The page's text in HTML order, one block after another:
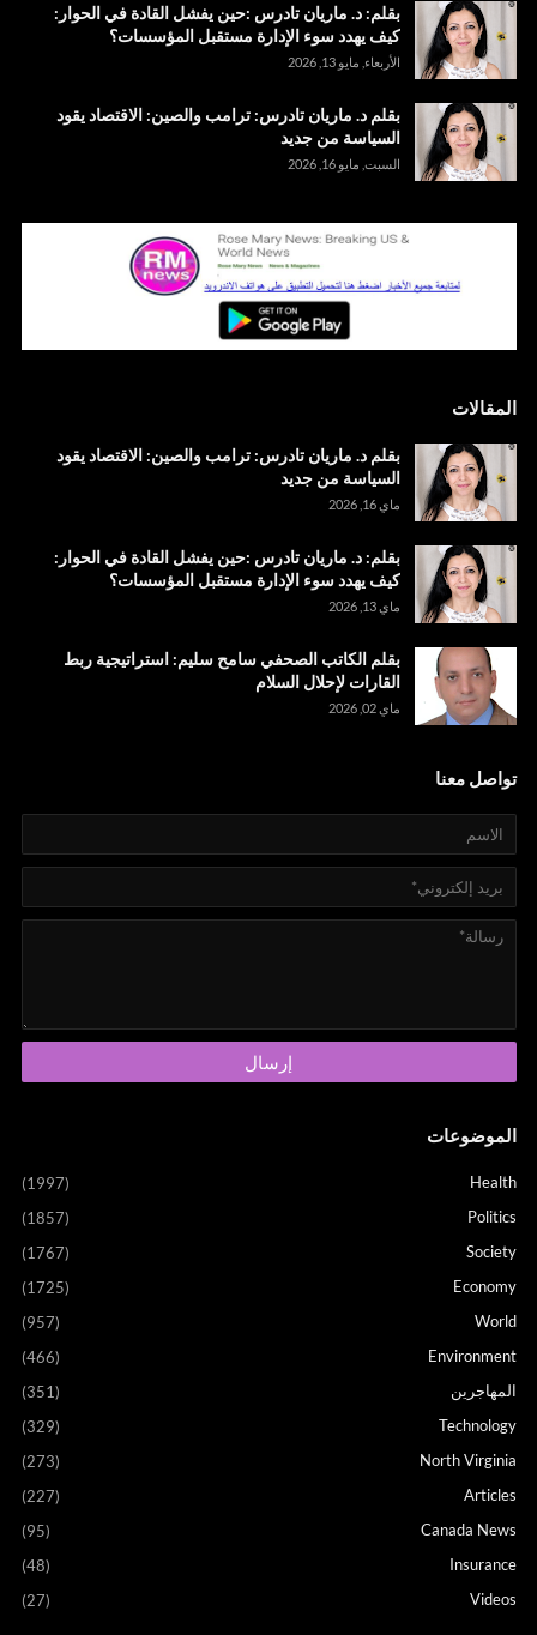
بقلم: د. ماريان تادرس :حين يفشل القادة في الحوار:
كيف يهدد سوء الإدارة مستقبل المؤسسات؟
الأربعاء, مايو 13, 2026
بقلم د. ماريان تادرس: ترامب والصين: الاقتصاد يقود
السياسة من جديد
السبت, مايو 16, 2026
المقالات
بقلم د. ماريان تادرس: ترامب والصين: الاقتصاد يقود
السياسة من جديد
ماي 16, 2026
بقلم: د. ماريان تادرس :حين يفشل القادة في الحوار:
كيف يهدد سوء الإدارة مستقبل المؤسسات؟
ماي 13, 2026
بقلم الكاتب الصحفي سامح سليم: استراتيجية ربط
القارات لإحلال السلام
ماي 02, 2026
تواصل معنا
الموضوعات
Health
(1997)
Politics
(1857)
Society
(1767)
Economy
(1725)
World
(957)
Environment
(466)
المهاجرين
(351)
Technology
(329)
North Virginia
(273)
Articles
(227)
Canada News
(95)
Insurance
(48)
Videos
(27)